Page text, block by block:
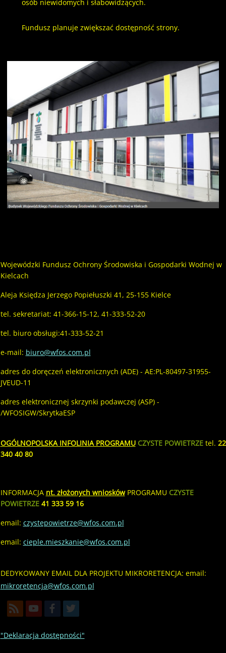
osób niewidomych i słabowidzących.
Fundusz planuje zwiększać dostępność strony.
Wojewódzki Fundusz Ochrony Środowiska i Gospodarki Wodnej w
Kielcach
Aleja Księdza Jerzego Popiełuszki 41, 25-155 Kielce
tel. sekretariat: 41-366-15-12, 41-333-52-20
tel. biuro obsługi:41-333-52-21
e-mail: biuro@wfos.com.pl
adres do doręczeń elektronicznych (ADE) - AE:PL-80497-31955-
JVEUD-11
adres elektronicznej skrzynki podawczej (ASP) -
/WFOSIGW/SkrytkaESP
OGÓLNOPOLSKA INFOLINIA PROGRAMUCZYSTE POWIETRZEtel. 22
340 40 80
INFORMACJA nt. złożonych wnioskówPROGRAMU CZYSTE
POWIETRZE41 333 59 16
email: czystepowietrze@wfos.com.pl
email: cieple.mieszkanie@wfos.com.pl
DEDYKOWANY EMAIL DLA PROJEKTU MIKRORETENCJA: email:
mikroretencja@wfos.com.pl
"Deklaracja dostępności"